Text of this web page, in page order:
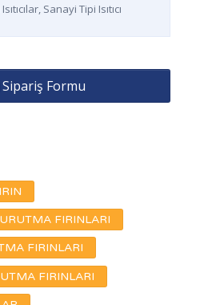
Sanayi Tipi Isıtıcı
Sipariş Formu
FIRINLARI
FIRINLARI
FIRINLARI